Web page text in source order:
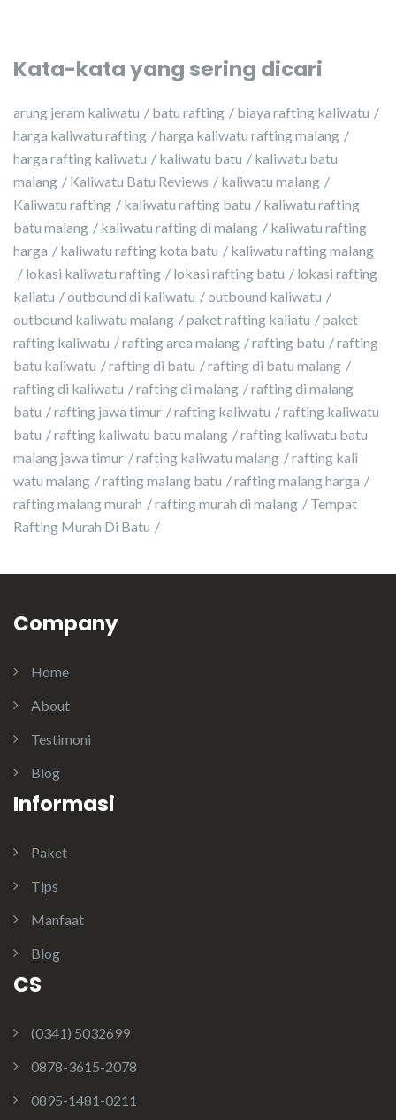
Kata-kata yang sering dicari
arung jeram kaliwatu batu rafting
biaya rafting kaliwatu
harga kaliwatu rafting
harga kaliwatu rafting malang
harga rafting kaliwatu
kaliwatu batu
kaliwatu batu
malang
Kaliwatu Batu Reviews
kaliwatu malang
Kaliwatu rafting
kaliwatu rafting batu
kaliwatu rafting
batu malang
kaliwatu rafting di malang
kaliwatu rafting
harga
kaliwatu rafting kota batu
kaliwatu rafting malang
lokasi kaliwatu rafting
lokasi rafting batu
lokasi rafting
kaliatu
outbound di kaliwatu
outbound kaliwatu
outbound kaliwatu malang
paket rafting kaliatu
paket
rafting kaliwatu
rafting area malang rafting batu
rafting
batu kaliwatu
rafting di batu
rafting di batu malang
rafting di kaliwatu
rafting di malang
rafting di malang
batu
rafting jawa timur rafting kaliwatu
rafting kaliwatu
batu
rafting kaliwatu batu malang
rafting kaliwatu batu
malang jawa timur
rafting kaliwatu malang
rafting kali
watu malang
rafting malang batu
rafting malang harga
rafting malang murah
rafting murah di malang
Tempat
Rafting Murah Di Batu
Company
Home
About
Testimoni
Blog
Informasi
Paket
Tips
Manfaat
Blog
CS
(0341) 5032699
0878-3615-2078
0895-1481-0211